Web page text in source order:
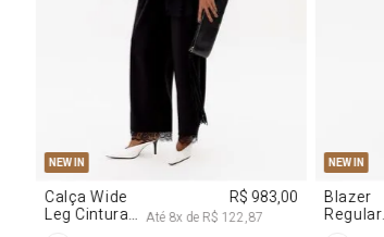
NEW IN
PP P
Calça Wide
Leg Cintura
R$ 983,00
Até 8x deR$ 122,87
NEW IN
PP
Blazer
Regular